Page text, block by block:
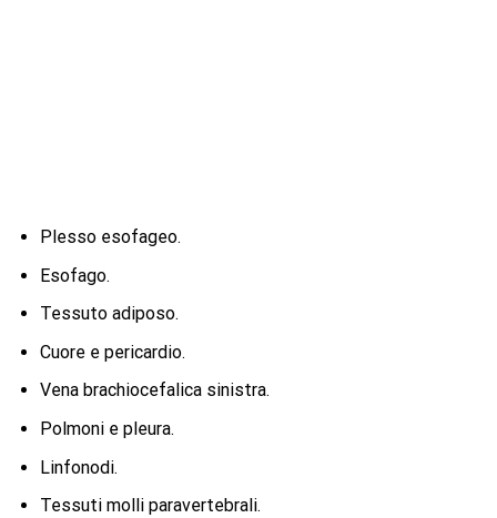
Plesso esofageo.
Esofago.
Tessuto adiposo.
Cuore e pericardio.
Vena brachiocefalica sinistra.
Polmoni e pleura.
Linfonodi.
Tessuti molli paravertebrali.